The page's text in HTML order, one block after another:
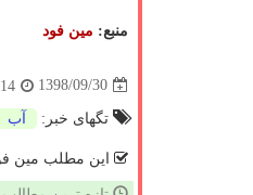
منبع: مین فود
1398/09/30
تگهای خبر: آب
این مطلب مین